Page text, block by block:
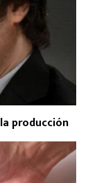
producción